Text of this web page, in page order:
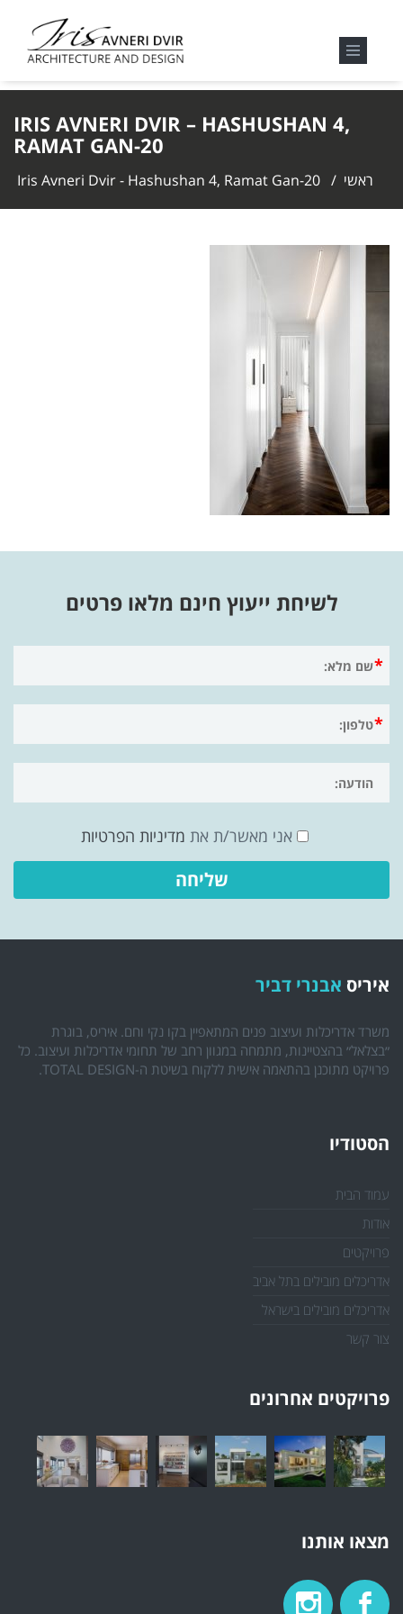
IRIS AVNERI DVIR – HASHUSHAN 4,
RAMAT GAN-20
ראשי /
Iris Avneri Dvir - Hashushan 4, Ramat Gan-20
לשיחת ייעוץ חינם מלאו פרטים
אני מאשר/ת את מדיניות הפרטיות
איריס אבנרי דביר
משרד אדריכלות ועיצוב פנים המתאפיין בקו נקי וחם. איריס, בוגרת
״בצלאל״ בהצטיינות, מתמחה במגוון רחב של תחומי אדריכלות ועיצוב. כל
פרויקט מתוכנן בהתאמה אישית ללקוח בשיטת ה-TOTAL DESIGN.
הסטודיו
עמוד הבית
אודות
פרויקטים
אדריכלים מובילים בתל אביב
אדריכלים מובילים בישראל
צור קשר
פרויקטים אחרונים
מצאו אותנו